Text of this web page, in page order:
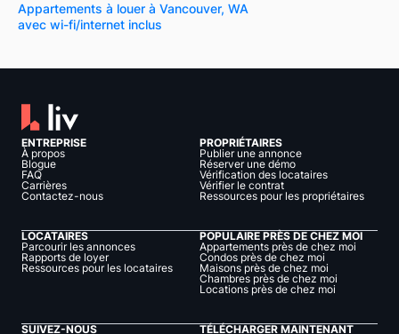
Appartements à louer à Vancouver, WA
avec wi-fi/internet inclus
ENTREPRISE
À propos
Blogue
FAQ
Carrières
Contactez-nous
PROPRIÉTAIRES
Publier une annonce
Réserver une démo
Vérification des locataires
Vérifier le contrat
Ressources pour les propriétaires
LOCATAIRES
Parcourir les annonces
Rapports de loyer
Ressources pour les locataires
POPULAIRE PRÈS DE CHEZ MOI
Appartements près de chez moi
Condos près de chez moi
Maisons près de chez moi
Chambres près de chez moi
Locations près de chez moi
SUIVEZ-NOUS TÉLÉCHARGER MAINTENANT